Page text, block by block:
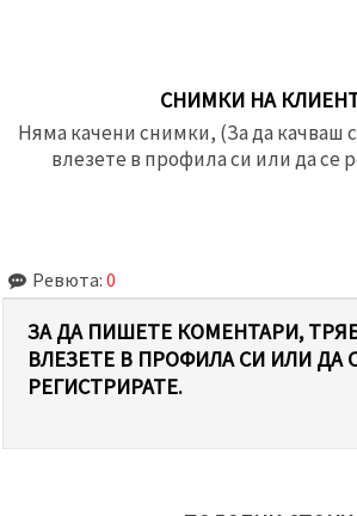
СНИМКИ НА
Няма качени снимки, (За да качваш
влезете в профила си или да се
Ревюта: 0
ЗА ДА ПИШЕТЕ КОМЕНТАРИ,
ВЛЕЗЕТЕ В ПРОФИЛА СИ ИЛИ ДА
РЕГИСТРИРАТЕ.